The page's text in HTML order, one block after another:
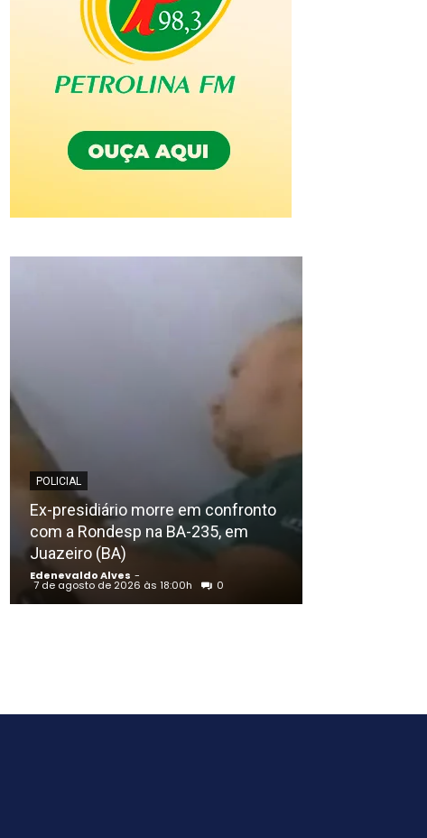
POLICIAL
Ex-presidiário morre em confronto
com a Rondesp na BA-235, em
Juazeiro (BA)
Edenevaldo Alves -
7 de agosto de 2026 às 18:00h 0